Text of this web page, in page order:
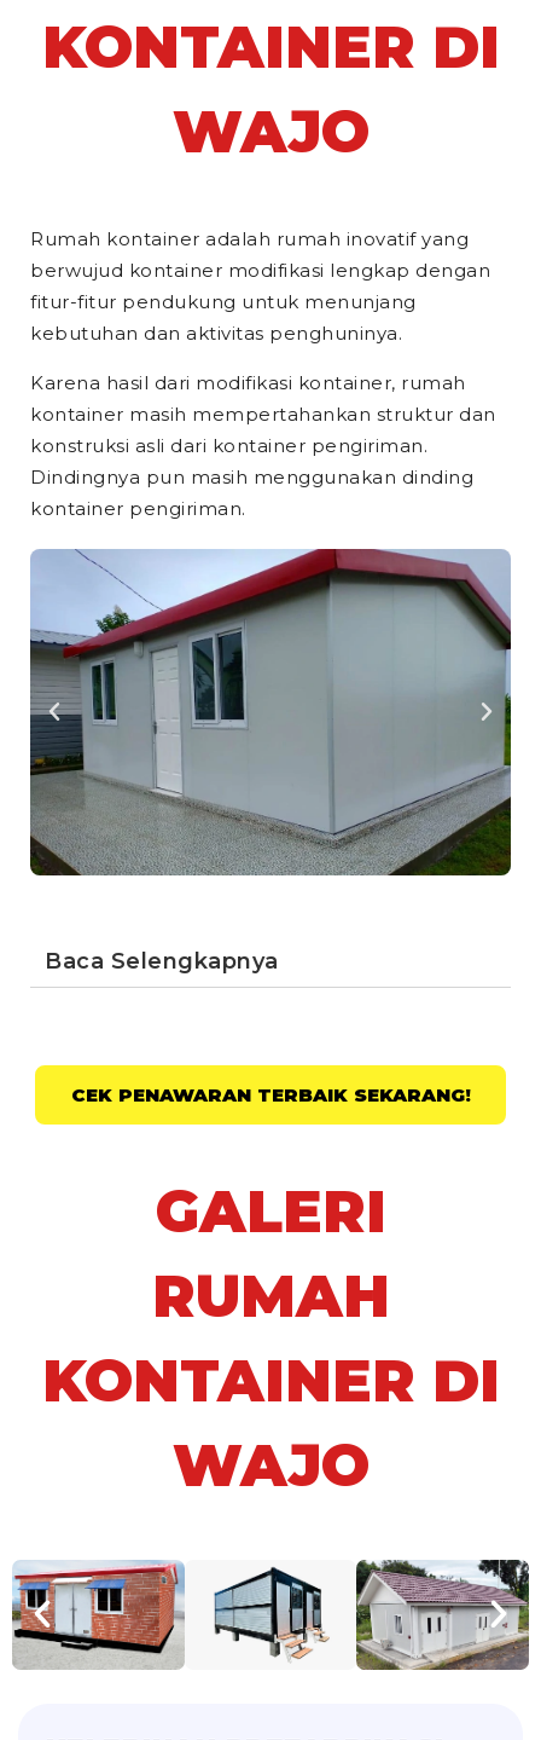
KONTAINER DI
WAJO
Rumah kontainer adalah rumah inovatif yang
berwujud kontainer modifikasi lengkap dengan
fitur-fitur pendukung untuk menunjang
kebutuhan dan aktivitas penghuninya.
Karena hasil dari modifikasi kontainer, rumah
kontainer masih mempertahankan struktur dan
konstruksi asli dari kontainer pengiriman.
Dindingnya pun masih menggunakan dinding
kontainer pengiriman.
Baca Selengkapnya
CEK PENAWARAN TERBAIK SEKARANG!
GALERI
RUMAH
KONTAINER DI
WAJO